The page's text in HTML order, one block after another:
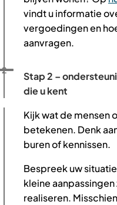
vindt u informatie
vergoedingen en
aanvragen.
Stap 2 –
die u kent
Status: Actief
Opvolgingsnummer:
2
Kijk wat de mensen
betekenen. Denk
buren of kennissen.
Bespreek uw
kleine
realiseren.